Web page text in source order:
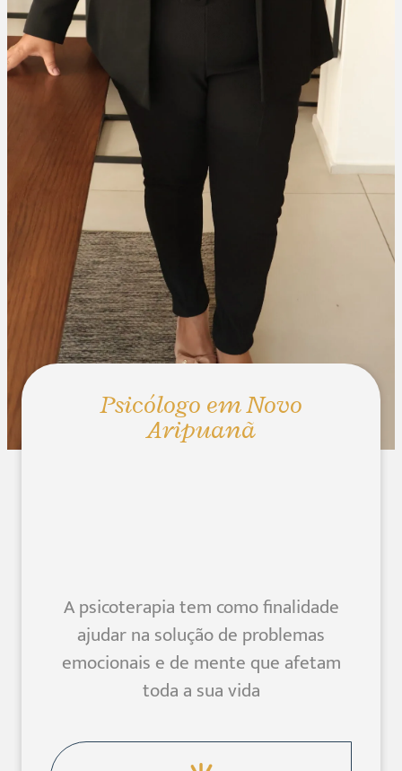
Psicólogo em Novo
Aripuanã
A psicoterapia tem como finalidade
ajudar na solução de problemas
emocionais e de mente que afetam
toda a sua vida